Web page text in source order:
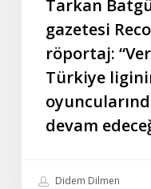
oyuncularından
olmaya
devam
Tarkan
gazetesi
röportaj:
Türkiye
devam
Didem Dilmen